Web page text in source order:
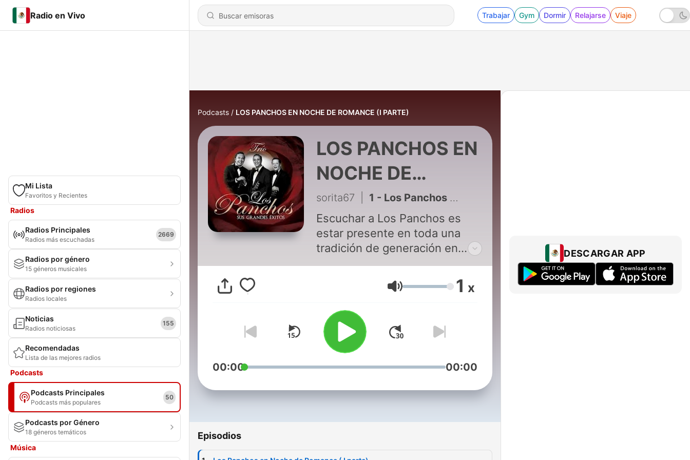
Radio en Vivo Trabajar Gym Dormir Relajarse Viaje
Mi Lista
Favoritos y Recientes
Radios
Radios Principales
Radios más escuchadas
2669
Radios por género
15 géneros musicales
Radios por regiones
Radios locales
Noticias
Radios noticiosas
155
Recomendadas
Lista de las mejores radios
Podcasts
Podcasts Principales
Podcasts más populares
50
Podcasts por Género
18 géneros temáticos
Música
Podcasts LOS PANCHOS EN NOCHE DE ROMANCE (I PARTE)
LOS PANCHOS EN
NOCHE DE
ROMANCE (I
PARTE)
sorita67 1 - Los Panchos en Noche de Romance ( I parte)
Escuchar a Los Panchos es
estar presente en toda una
tradición de generación en
generación, es algo así como ir
dejando la herencia del canto
al amor , al bolero. LOS
PANCHOS nunca pasará de
moda y es una verdadera
delicia escucharlos!!! Puedes
disfrutar de este programa y
de música romántica en
descarga nuestra aplicación
La radio que es para tì The
Volumen 1 x
00:00 00:00
Episodios
DESCARGAR APP